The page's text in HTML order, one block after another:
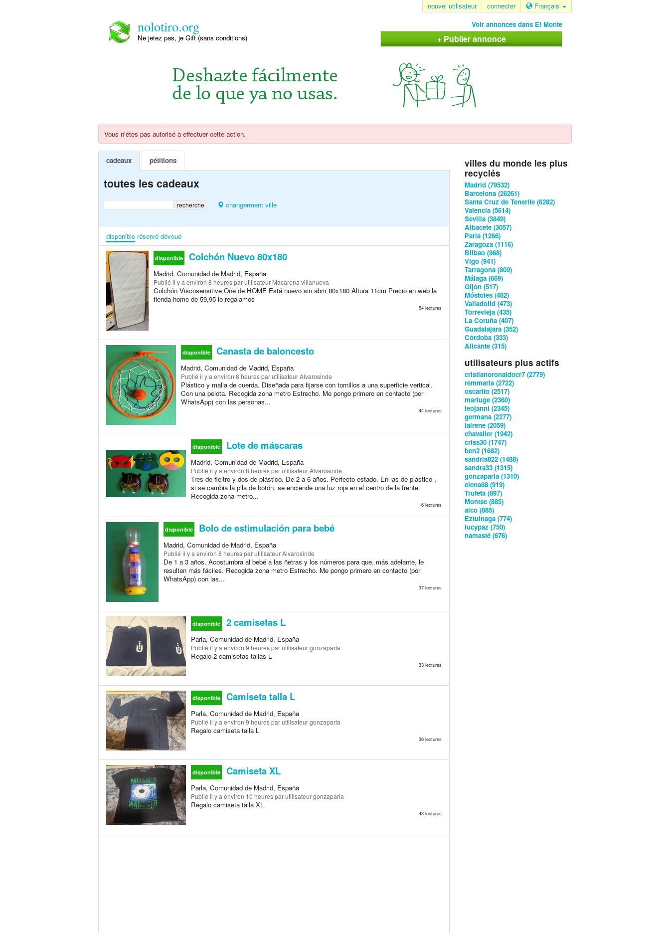
nouvel utilisateur connecter Français
nolotiro.org
Ne jetez pas, je Gift (sans conditions)
Voir annonces dans El Monte
+ Publier annonce
Vous n'êtes pas autorisé à effectuer cette action.
cadeaux pétitions
toutes les cadeaux
changerment ville
disponible réservé dévoué
disponible Colchón Nuevo 80x180
Madrid, Comunidad de Madrid, España
Publié il y a environ 8 heurespar utilisateur Macarena villanueva
Colchón Viscosensitive One de HOME Está nuevo sin abrir 80x180 Altura 11cm Precio en web la
tienda home de 59,95 lo regalamos
54 lectures
disponible Canasta de baloncesto
Madrid, Comunidad de Madrid, España
Publié il y a environ 8 heurespar utilisateur Alvarosinde
Plástico y malla de cuerda. Diseñada para fijarse con tornillos a una superficie vertical.
Con una pelota. Recogida zona metro Estrecho. Me pongo primero en contacto (por
WhatsApp) con las personas...
44 lectures
disponible Lote de máscaras
Madrid, Comunidad de Madrid, España
Publié il y a environ 8 heurespar utilisateur Alvarosinde
Tres de fieltro y dos de plástico. De 2 a 6 años. Perfecto estado. En las de plástico ,
si se cambia la pila de botón, se enciende una luz roja en el centro de la frente.
Recogida zona metro...
6 lectures
disponible Bolo de estimulación para bebé
Madrid, Comunidad de Madrid, España
Publié il y a environ 8 heurespar utilisateur Alvarosinde
De 1 a 3 años. Acostumbra al bebé a las ñetras y los números para que, más adelante, le
resulten más fáciles. Recogida zona metro Estrecho. Me pongo primero en contacto (por
WhatsApp) con las...
37 lectures
disponible 2 camisetas L
Parla, Comunidad de Madrid, España
Publié il y a environ 9 heurespar utilisateur gonzaparla
Regalo 2 camisetas tallas L
33 lectures
disponible Camiseta talla L
Parla, Comunidad de Madrid, España
Publié il y a environ 9 heurespar utilisateur gonzaparla
Regalo camiseta talla L
36 lectures
disponible Camiseta XL
Parla, Comunidad de Madrid, España
Publié il y a environ 10 heurespar utilisateur gonzaparla
Regalo camiseta talla XL
43 lectures
villes du monde les plus
recyclés
Madrid (79532)
Barcelona (26261)
Santa Cruz de Tenerife (6282)
Valencia (5614)
Sevilla (3849)
Albacete (3057)
Parla (1266)
Zaragoza (1116)
Bilbao (968)
Vigo (941)
Tarragona (809)
Málaga (669)
Gijón (517)
Móstoles (482)
Valladolid (473)
Torrevieja (435)
La Coruña (407)
Guadalajara (352)
Córdoba (333)
Alicante (315)
utilisateurs plus actifs
cristianoronaldocr7 (2779)
remmaria (2722)
oscarito (2517)
mariuge (2360)
leojanni (2345)
germana (2277)
lairene (2059)
chavalier (1942)
criss30 (1747)
ben2 (1682)
sandria822 (1488)
sandra33 (1315)
gonzaparla (1310)
elena88 (919)
Trufeta (897)
Montse (885)
alco (885)
Eztuinaga (774)
lucypaz (750)
namasté (676)